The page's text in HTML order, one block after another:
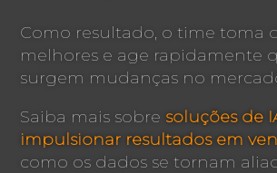
Como resultado, o time toma
melhores e age rapidamente
surgem mudanças no
Saiba mais sobre soluções de
impulsionar resultados em
como os dados se tornam